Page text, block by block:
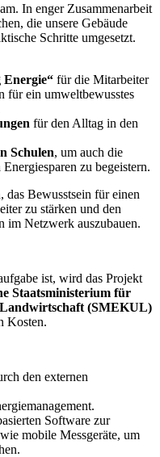
In enger Zusammenarbeit
die unsere Gebäude
Schritte umgesetzt.
Energie“ für die Mitarbeiter
für ein umweltbewusstes
für den Alltag in den
Schulen, um auch die
zu begeistern.
das Bewusstsein für einen
zu stärken und den
im Netzwerk auszubauen.
ist, wird das Projekt
Staatsministerium für
(SMEKUL)
Kosten.
den externen
Software zur
mobile Messgeräte, um